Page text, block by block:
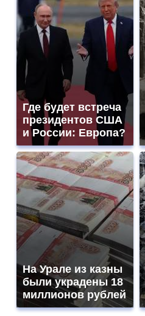
Где будет встреча
президентов США
и России: Европа?
На Урале из казны
были украдены 18
миллионов рублей